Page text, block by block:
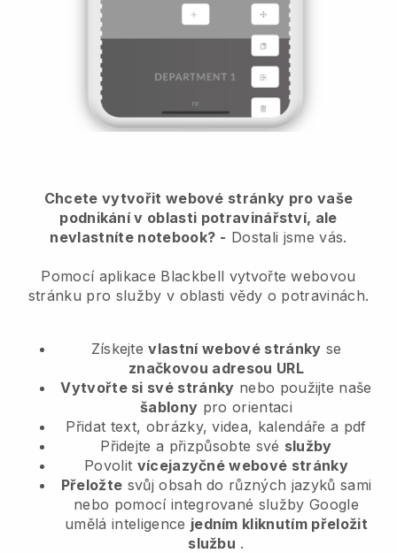
Chcete vytvořit webové stránky pro vaše
podnikání v oblasti potravinářství, ale
nevlastníte notebook? - Dostali jsme vás.
Pomocí aplikace Blackbell vytvořte webovou
stránku pro služby v oblasti vědy o potravinách.
Získejtevlastní webové stránky se
značkovou adresou URL
Vytvořte si své stránky nebo použijte naše
šablony pro orientaci
Přidat text, obrázky, videa, kalendáře a pdf
Přidejte a přizpůsobte své služby
Povolit vícejazyčné webové stránky
Přeložte svůj obsah do různých jazyků sami
nebo pomocí integrované služby Google
umělá inteligence jedním kliknutím přeložit
službu .